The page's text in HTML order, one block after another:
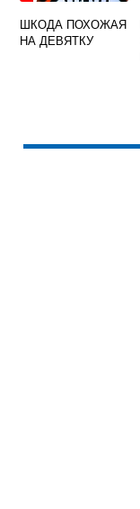
ШКОДА ПОХОЖАЯ
НА ДЕВЯТКУ